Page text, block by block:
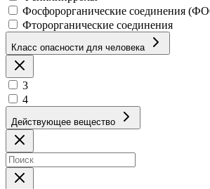
Фосфорорганические соединения
Фторорганические соединения
Класс опасности для человека
3
4
Действующее вещество